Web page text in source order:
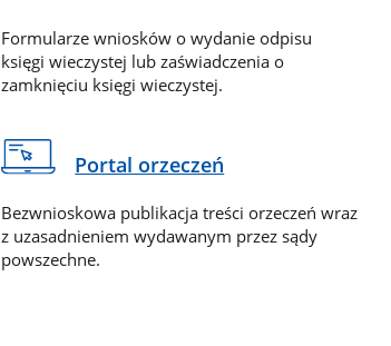
Formularze wniosków o wydanie odpisu
księgi wieczystej lub zaświadczenia o
zamknięciu księgi wieczystej.
Portal orzeczeń
Bezwnioskowa publikacja treści orzeczeń wraz
z uzasadnieniem wydawanym przez sądy
powszechne.